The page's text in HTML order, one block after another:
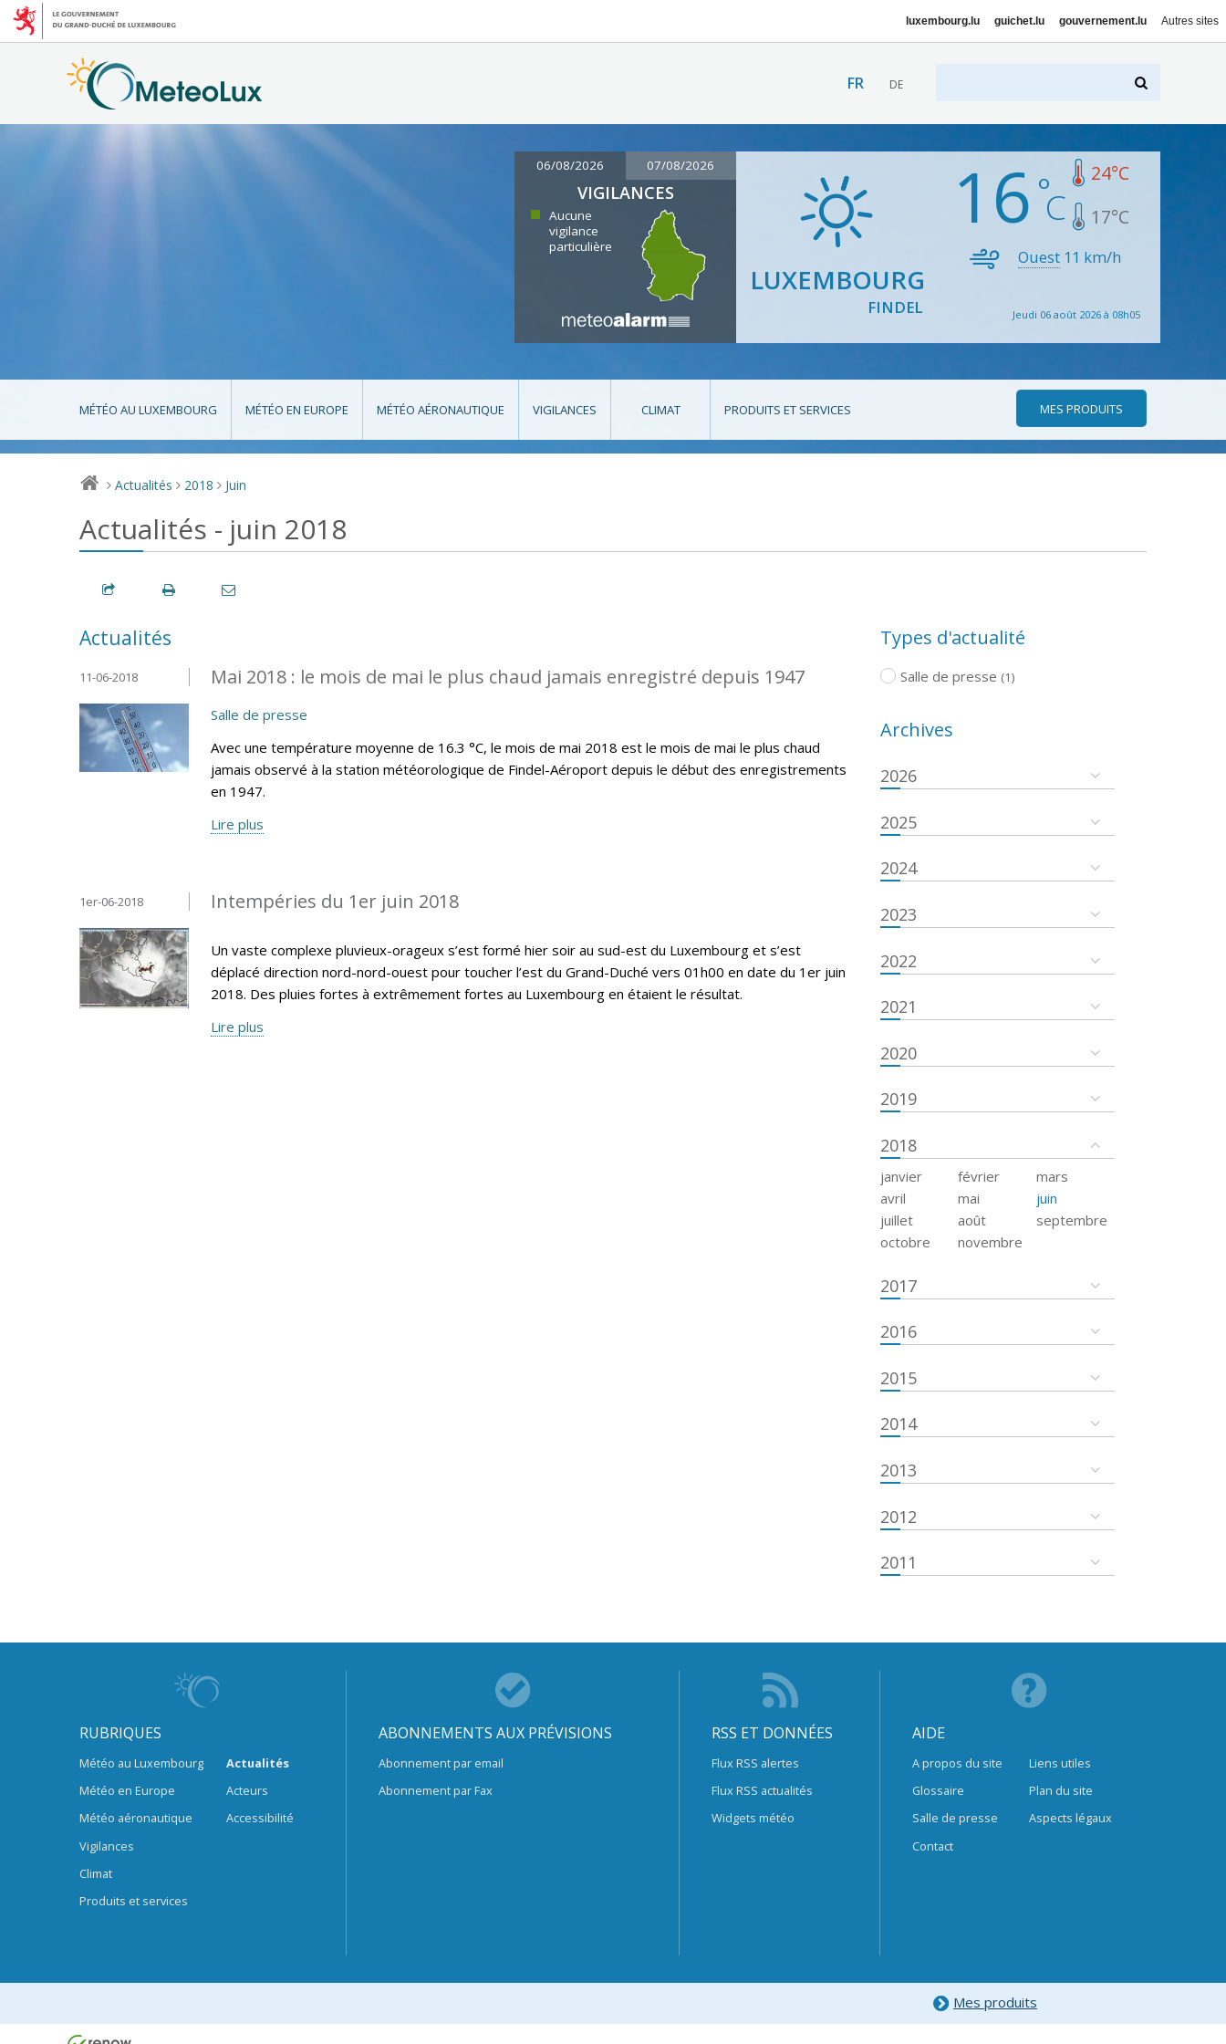
luxembourg.lu guichet.lu gouvernement.lu Autres sites
FR DE
06/08/2026 07/08/2026
VIGILANCES
Aucune
vigilance
particulière
LUXEMBOURG
FINDEL
16 24°C
17°C
Ouest 11 km/h
Jeudi 06 août 2026 à 08h05
MÉTÉO AU LUXEMBOURG MÉTÉO EN EUROPE MÉTÉO AÉRONAUTIQUE VIGILANCES CLIMAT PRODUITS ET SERVICES MES PRODUITS
> Actualités > 2018 > Juin
Actualités - juin 2018
Actualités
Mai 2018 : le mois de mai le plus chaud jamais enregistré depuis 1947
11-06-2018
Salle de presse
Avec une température moyenne de 16.3 °C, le mois de mai 2018 est le mois de mai le plus chaud
jamais observé à la station météorologique de Findel-Aéroport depuis le début des enregistrements
en 1947.
Lire plus
Intempéries du 1er juin 2018
1er-06-2018
Un vaste complexe pluvieux-orageux s’est formé hier soir au sud-est du Luxembourg et s’est
déplacé direction nord-nord-ouest pour toucher l’est du Grand-Duché vers 01h00 en date du 1er juin
2018. Des pluies fortes à extrêmement fortes au Luxembourg en étaient le résultat.
Lire plus
Types d'actualité
Salle de presse (1)
Archives
2026
2025
2024
2023
2022
2021
2020
2019
2018
janvier février
mars
avril
mai
juin
juillet
août
septembre
octobre
novembre
2017
2016
2015
2014
2013
2012
2011
RUBRIQUES
Météo au Luxembourg
Météo en Europe
Météo aéronautique
Vigilances
Climat
Produits et services
Actualités
Acteurs
Accessibilité
ABONNEMENTS AUX PRÉVISIONS
Abonnement par email
Abonnement par Fax
RSS ET DONNÉES
Flux RSS alertes
Flux RSS actualités
Widgets météo
AIDE
A propos du site
Glossaire
Salle de presse
Contact
Liens utiles
Plan du site
Aspects légaux
Mes produits